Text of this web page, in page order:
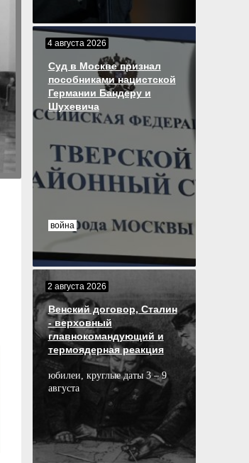
4 августа 2026
Суд в Москве признал
пособниками нацистской
Германии Бандеру и
Шухевича
война
2 августа 2026
Венский договор, Сталин
- верховный
главнокомандующий и
термоядерная реакция
юбилеи, круглые даты 3 – 9
августа